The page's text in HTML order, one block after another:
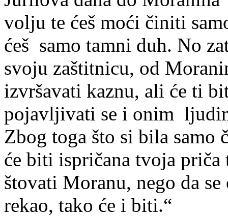
volju te ćeš moći činiti
ćeš samo tamni duh. No
svoju zaštitnicu, od
izvršavati kaznu, ali će ti
pojavljivati se i onim
Zbog toga što si bila
će biti ispričana tvoja
štovati Moranu, nego da
rekao, tako će i biti.“